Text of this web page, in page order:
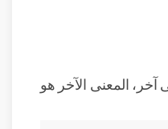
آخر، المعنى الآخر هو